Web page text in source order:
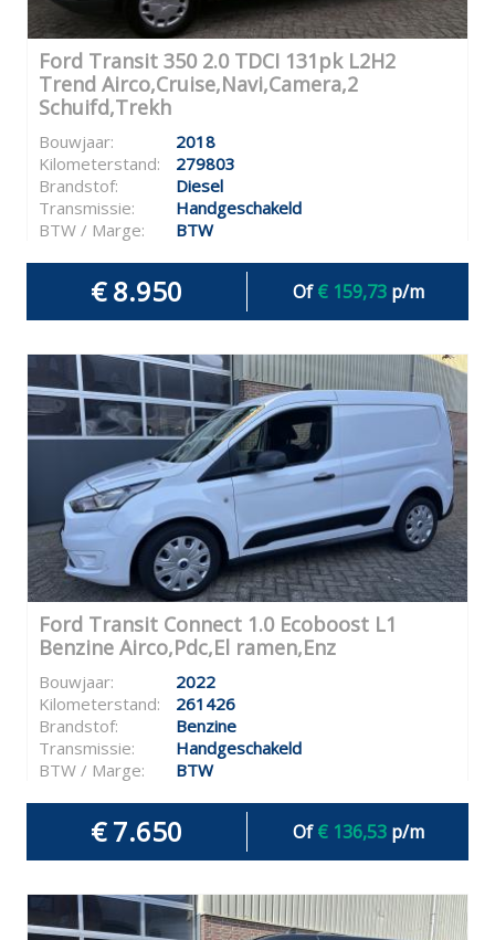
Ford Transit 350 2.0 TDCI 131pk L2H2
Trend Airco,Cruise,Navi,Camera,2
Schuifd,Trekh
Bouwjaar:
2018
Kilometerstand:
279803
Brandstof:
Diesel
Transmissie:
Handgeschakeld
BTW / Marge:
BTW
€ 8.950 Of€ 159,73p/m
Ford Transit Connect 1.0 Ecoboost L1
Benzine Airco,Pdc,El ramen,Enz
Bouwjaar:
2022
Kilometerstand:
261426
Brandstof:
Benzine
Transmissie:
Handgeschakeld
BTW / Marge:
BTW
€ 7.650 Of€ 136,53p/m